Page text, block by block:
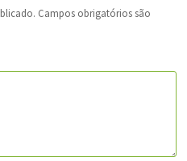
Campos obrigatórios são